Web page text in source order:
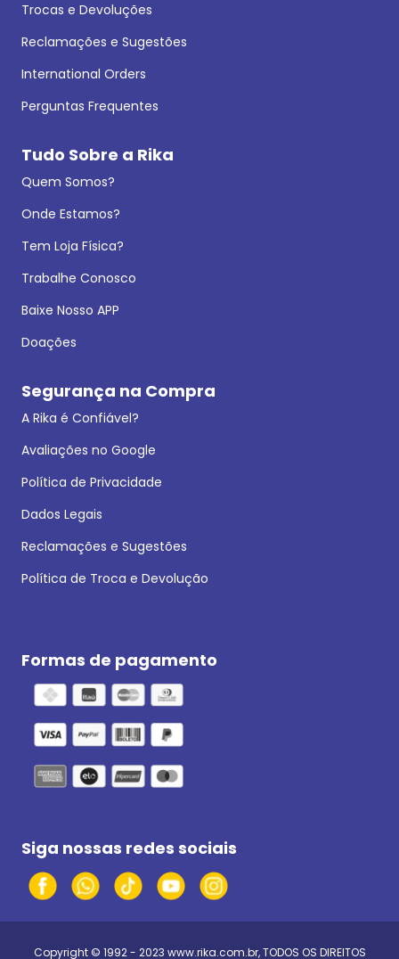
Trocas e Devoluções
Reclamações e Sugestões
International Orders
Perguntas Frequentes
Tudo Sobre a Rika
Quem Somos?
Onde Estamos?
Tem Loja Física?
Trabalhe Conosco
Baixe Nosso APP
Doações
Segurança na Compra
A Rika é Confiável?
Avaliações no Google
Política de Privacidade
Dados Legais
Reclamações e Sugestões
Política de Troca e Devolução
Formas de pagamento
Siga nossas redes sociais
Copyright © 1992 - 2023 www.rika.com.br, TODOS OS DIREITOS